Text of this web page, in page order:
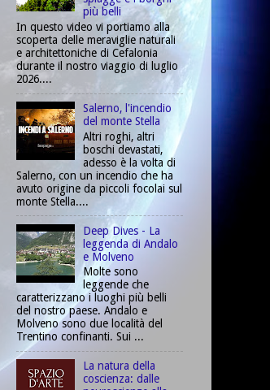
più belli
In questo video vi portiamo alla
scoperta delle meraviglie naturali
e architettoniche di Cefalonia
durante il nostro viaggio di luglio
2026....
Salerno, l'incendio
del monte Stella
Altri roghi, altri
boschi devastati,
adesso è la volta di
Salerno, con un incendio che ha
avuto origine da piccoli focolai sul
monte Stella....
Deep Dives - La
leggenda di Andalo
e Molveno
Molte sono
leggende che
caratterizzano i luoghi più belli
del nostro paese. Andalo e
Molveno sono due località del
Trentino confinanti. Sui ...
La natura della
coscienza: dalle